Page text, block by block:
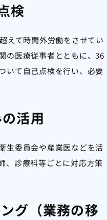
検
えて時間外労働をさせてい
の医療従事者とともに、36
いて自己点検を行い、必要
活用
生委員会や産業医などを活
、診療科等ごとに対応方策
グ（業務の移